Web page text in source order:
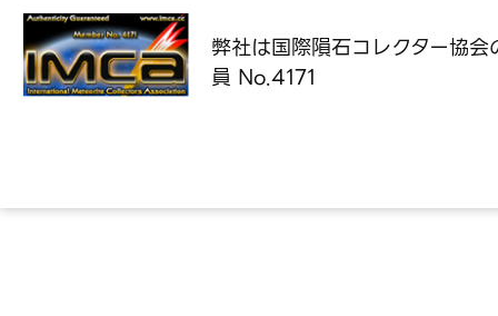
弊社は国際隕石コレクター協会
員 No.4171